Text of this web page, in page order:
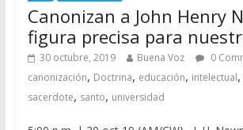
Canonizan a John Henry
figura precisa para
30 octubre, 2019 Buena Voz
0
canonización, Doctrina, educación, intelectual,
sacerdote, santo, universidad